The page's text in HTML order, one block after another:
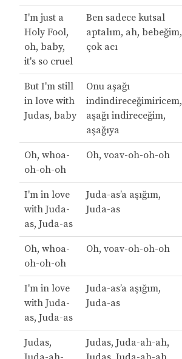
I'm just a
Holy Fool,
oh, baby,
it's so cruel
Ben sadece kutsal
aptalım, ah, bebeğim,
çok acı
But I'm still
in love with
Judas, baby
Onu aşağı
indindireceğimiricem,
aşağı indireceğim,
aşağıya
Oh, whoa-
oh-oh-oh
Oh, voav-oh-oh-oh
I'm in love
with Juda-
as, Juda-as
Juda-as’a aşığım,
Juda-as
Oh, whoa-
oh-oh-oh
Oh, voav-oh-oh-oh
I'm in love
with Juda-
as, Juda-as
Juda-as’a aşığım,
Juda-as
Judas,
Judas, Juda-ah-ah,